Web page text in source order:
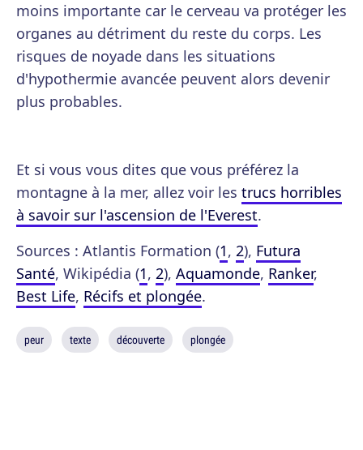
moins importante car le cerveau va protéger les
organes au détriment du reste du corps. Les
risques de noyade dans les situations
d'hypothermie avancée peuvent alors devenir
plus probables.
Et si vous vous dites que vous préférez la
montagne à la mer, allez voir les trucs horribles
à savoir sur l'ascension de l'Everest.
Sources : Atlantis Formation (1, 2), Futura
Santé, Wikipédia (1, 2), Aquamonde, Ranker,
Best Life, Récifs et plongée.
peur texte découverte plongée